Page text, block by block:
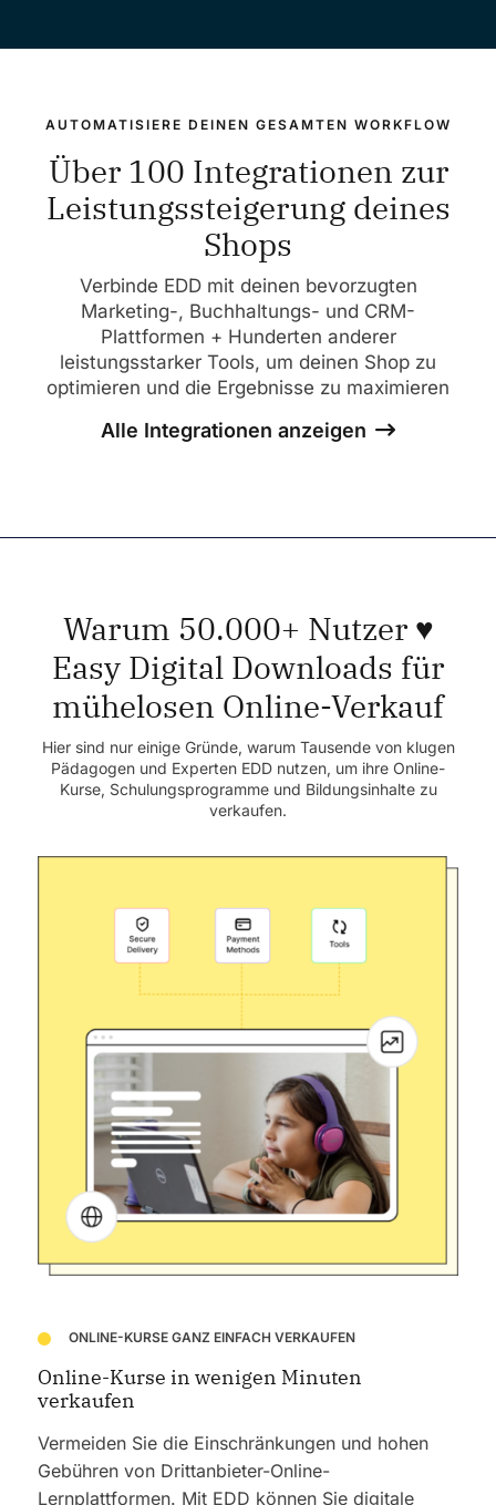
AUTOMATISIERE DEINEN GESAMTEN WORKFLOW
Über 100 Integrationen zur
Leistungssteigerung deines
Shops
Verbinde EDD mit deinen bevorzugten
Marketing-, Buchhaltungs- und CRM-
Plattformen + Hunderten anderer
leistungsstarker Tools, um deinen Shop zu
optimieren und die Ergebnisse zu maximieren
Alle Integrationen anzeigen
Warum 50.000+ Nutzer ♥️
Easy Digital Downloads für
mühelosen Online-Verkauf
Hier sind nur einige Gründe, warum Tausende von klugen
Pädagogen und Experten EDD nutzen, um ihre Online-
Kurse, Schulungsprogramme und Bildungsinhalte zu
verkaufen.
ONLINE-KURSE GANZ EINFACH VERKAUFEN
Online-Kurse in wenigen Minuten
verkaufen
Vermeiden Sie die Einschränkungen und hohen
Gebühren von Drittanbieter-Online-
Lernplattformen. Mit EDD können Sie digitale